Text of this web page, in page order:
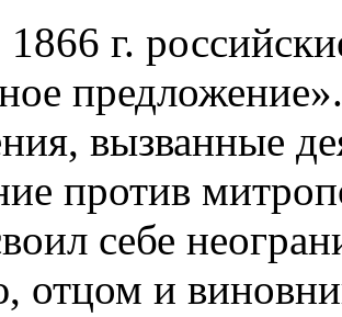
1866 г.
вызванные
против
себе
отцом и